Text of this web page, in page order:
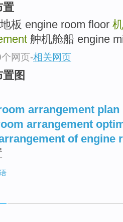
置
板 engine room floor
舯机舱船 engine
网页-相关网页
图
arrangement plan
arrangement
of engine